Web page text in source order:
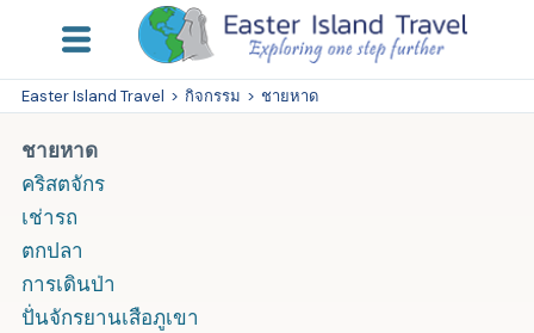
Easter Island Travel > กิจกรรม > ชายหาด
ชายหาด
คริสตจักร
เช่ารถ
ตกปลา
การเดินป่า
ปั่นจักรยานเสือภูเขา